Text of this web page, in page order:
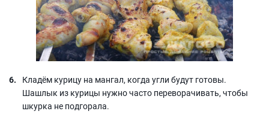
Кладём курицу на мангал, когда угли будут готовы.
Шашлык из курицы нужно часто переворачивать, чтобы
шкурка не подгорала.